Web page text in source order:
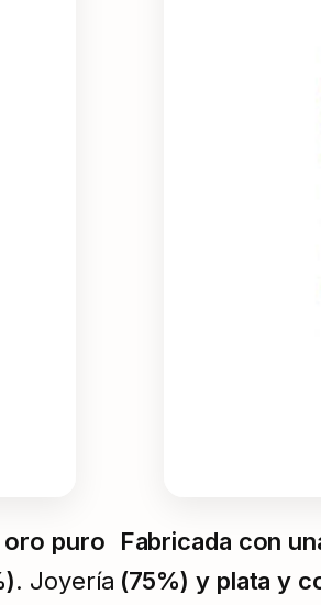
oro puro
. Joyería
Fabricada con
(75%) y plata y